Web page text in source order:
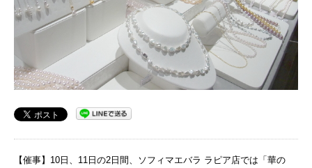
【催事】10日、11日の2日間、ソフィマエバラ ラピア店では「華の